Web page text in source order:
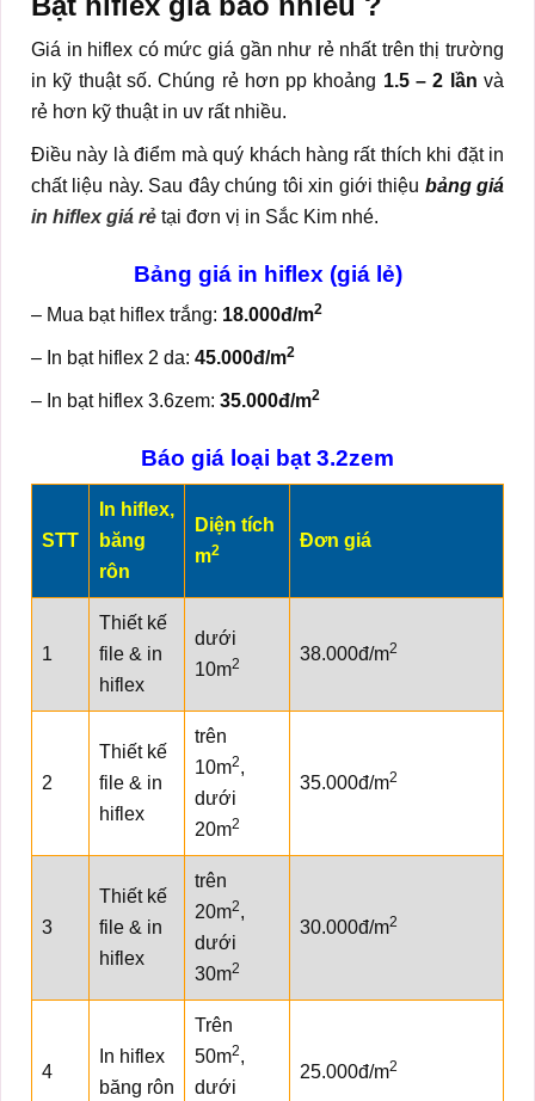
Giá in hiflex có mức giá gần như rẻ nhất trên thị trường
in kỹ thuật số. Chúng rẻ hơn pp khoảng 1.5 – 2 lần và
rẻ hơn kỹ thuật in uv rất nhiều.
Điều này là điểm mà quý khách hàng rất thích khi đặt in
chất liệu này. Sau đây chúng tôi xin giới thiệu bảng giá
in hiflex giá rẻ tại đơn vị in Sắc Kim nhé.
Bảng giá in hiflex (giá lẻ)
– Mua bạt hiflex trắng: 18.000đ/m2
– In bạt hiflex 2 da: 45.000đ/m2
– In bạt hiflex 3.6zem: 35.000đ/m2
Báo giá loại bạt 3.2zem
STT
In hiflex,
băng
rôn
Diện tích
m2 Đơn giá
1
Thiết kế
file & in
hiflex
dưới
10m2 38.000đ/m2
2
Thiết kế
file & in
hiflex
trên
10m2,
dưới
20m2
35.000đ/m2
3
Thiết kế
file & in
hiflex
trên
20m2,
dưới
30m2
30.000đ/m2
4
In hiflex
băng rôn
Trên
50m2,
dưới
25.000đ/m2